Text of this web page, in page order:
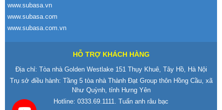
www.subasa.vn
www.subasa.com
www.subasa.com.vn
HỖ TRỢ KHÁCH HÀNG
Địa chỉ: Tòa nhà Golden Westlake 151 Thụy Khuê, Tây Hồ, Hà Nội
Trụ sở điều hành: Tầng 5 tòa nhà Thành Đạt Group thôn Hồng Cầu, xã
Như Quỳnh, tỉnh Hưng Yên
Hotline: 0333.69.1111. Tuấn anh râu bạc